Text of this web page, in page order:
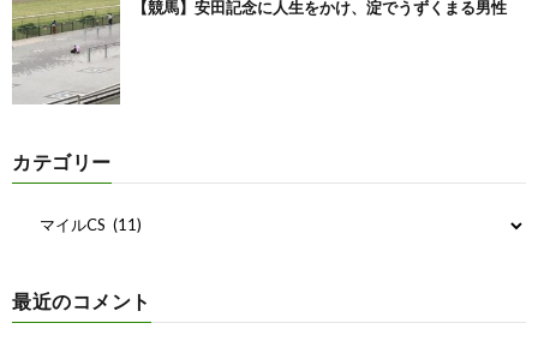
【競馬】安田記念に人生をかけ、淀でうずくまる男性
カテゴリー
最近のコメント